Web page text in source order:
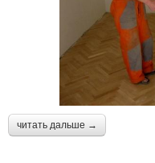
читать дальше →